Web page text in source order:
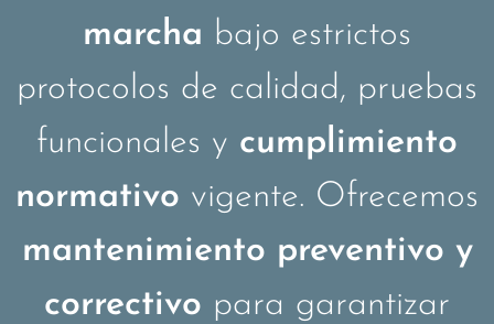
marcha bajo estrictos
protocolos de calidad, pruebas
funcionales y cumplimiento
normativo vigente. Ofrecemos
mantenimiento preventivo y
correctivo para garantizar